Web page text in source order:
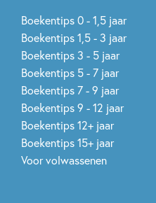
Boekentips 0 - 1,5 jaar
Boekentips 1,5 - 3 jaar
Boekentips 3 - 5 jaar
Boekentips 5 - 7 jaar
Boekentips 7 - 9 jaar
Boekentips 9 - 12 jaar
Boekentips 12+ jaar
Boekentips 15+ jaar
Voor volwassenen